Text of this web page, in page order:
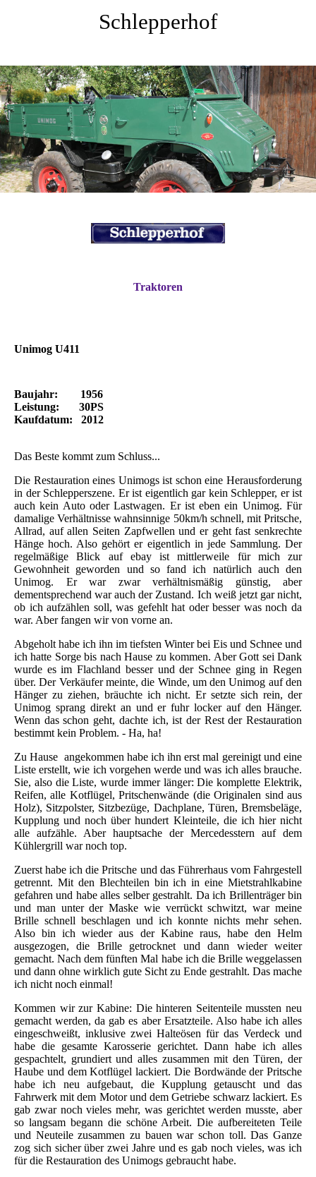
Schlepperhof
Traktoren
Unimog U411
Baujahr: 1956
Leistung: 30PS
Kaufdatum: 2012
Das Beste kommt zum Schluss...
Die Restauration eines Unimogs ist schon eine Herausforderung
in der Schlepperszene. Er ist eigentlich gar kein Schlepper, er ist
auch kein Auto oder Lastwagen. Er ist eben ein Unimog. Für
damalige Verhältnisse wahnsinnige 50km/h schnell, mit Pritsche,
Allrad, auf allen Seiten Zapfwellen und er geht fast senkrechte
Hänge hoch. Also gehört er eigentlich in jede Sammlung. Der
regelmäßige Blick auf ebay ist mittlerweile für mich zur
Gewohnheit geworden und so fand ich natürlich auch den
Unimog. Er war zwar verhältnismäßig günstig, aber
dementsprechend war auch der Zustand. Ich weiß jetzt gar nicht,
ob ich aufzählen soll, was gefehlt hat oder besser was noch da
war. Aber fangen wir von vorne an.
Abgeholt habe ich ihn im tiefsten Winter bei Eis und Schnee und
ich hatte Sorge bis nach Hause zu kommen. Aber Gott sei Dank
wurde es im Flachland besser und der Schnee ging in Regen
über. Der Verkäufer meinte, die Winde, um den Unimog auf den
Hänger zu ziehen, bräuchte ich nicht. Er setzte sich rein, der
Unimog sprang direkt an und er fuhr locker auf den Hänger.
Wenn das schon geht, dachte ich, ist der Rest der Restauration
bestimmt kein Problem. - Ha, ha!
Zu Hause angekommen habe ich ihn erst mal gereinigt und eine
Liste erstellt, wie ich vorgehen werde und was ich alles brauche.
Sie, also die Liste, wurde immer länger: Die komplette Elektrik,
Reifen, alle Kotflügel, Pritschenwände (die Originalen sind aus
Holz), Sitzpolster, Sitzbezüge, Dachplane, Türen, Bremsbeläge,
Kupplung und noch über hundert Kleinteile, die ich hier nicht
alle aufzähle. Aber hauptsache der Mercedesstern auf dem
Kühlergrill war noch top.
Zuerst habe ich die Pritsche und das Führerhaus vom Fahrgestell
getrennt. Mit den Blechteilen bin ich in eine Mietstrahlkabine
gefahren und habe alles selber gestrahlt. Da ich Brillenträger bin
und man unter der Maske wie verrückt schwitzt, war meine
Brille schnell beschlagen und ich konnte nichts mehr sehen.
Also bin ich wieder aus der Kabine raus, habe den Helm
ausgezogen, die Brille getrocknet und dann wieder weiter
gemacht. Nach dem fünften Mal habe ich die Brille weggelassen
und dann ohne wirklich gute Sicht zu Ende gestrahlt. Das mache
ich nicht noch einmal!
Kommen wir zur Kabine: Die hinteren Seitenteile mussten neu
gemacht werden, da gab es aber Ersatzteile. Also habe ich alles
eingeschweißt, inklusive zwei Halteösen für das Verdeck und
habe die gesamte Karosserie gerichtet. Dann habe ich alles
gespachtelt, grundiert und alles zusammen mit den Türen, der
Haube und dem Kotflügel lackiert. Die Bordwände der Pritsche
habe ich neu aufgebaut, die Kupplung getauscht und das
Fahrwerk mit dem Motor und dem Getriebe schwarz lackiert. Es
gab zwar noch vieles mehr, was gerichtet werden musste, aber
so langsam begann die schöne Arbeit. Die aufbereiteten Teile
und Neuteile zusammen zu bauen war schon toll. Das Ganze
zog sich sicher über zwei Jahre und es gab noch vieles, was ich
für die Restauration des Unimogs gebraucht habe.